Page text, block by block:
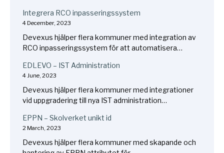
Integrera RCO inpasseringssystem
4 December, 2023
Devexus hjälper flera kommuner med integration av
RCO inpasseringssystem för att automatisera…
EDLEVO – IST Administration
4 June, 2023
Devexus hjälper flera kommuner med integrationer
vid uppgradering till nya IST administration…
EPPN – Skolverket unikt id
2 March, 2023
Devexus hjälper flera kommuner med skapande och